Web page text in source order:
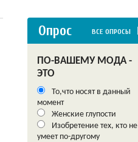
Опрос ВСЕ ОПРОСЫ
ПО-ВАШЕМУ МОДА -
ЭТО
То,что носят в данный
момент
Женские глупости
Изобретение тех, кто не
умеет по-другому